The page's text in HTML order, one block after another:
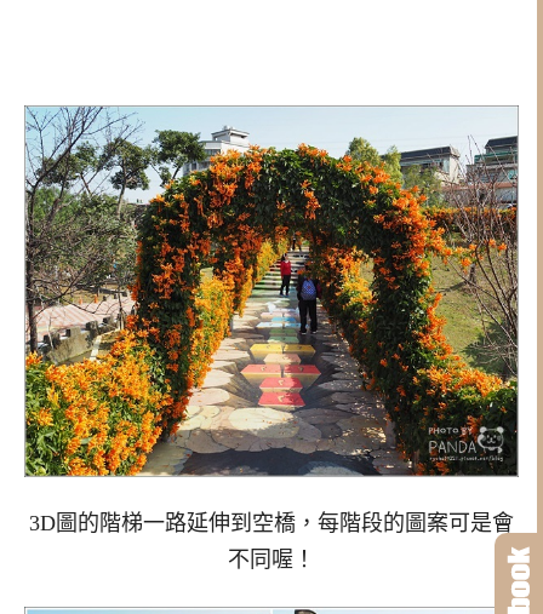
3D圖的階梯一路延伸到空橋，每階段的圖案可是會
不同喔！